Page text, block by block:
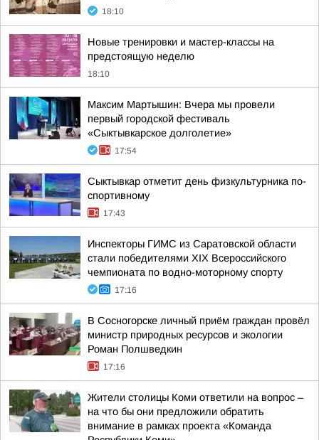
18:10
Новые тренировки и мастер-классы на
предстоящую неделю
18:10
Максим Мартышин: Вчера мы провели
первый городской фестиваль
«Сыктывкарское долголетие»
17:54
Сыктывкар отметит день физкультурника по-
спортивному
17:43
Инспекторы ГИМС из Саратовской области
стали победителями XIX Всероссийского
чемпионата по водно-моторному спорту
17:16
В Сосногорске личный приём граждан провёл
министр природных ресурсов и экологии
Роман Полшведкин
17:16
Жители столицы Коми ответили на вопрос –
на что бы они предложили обратить
внимание в рамках проекта «Команда